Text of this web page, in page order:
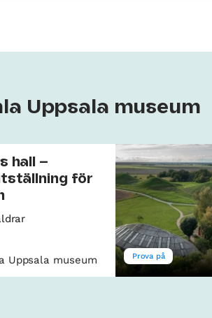
Uppsala museum
hall –
för
Uppsala museum Prova på